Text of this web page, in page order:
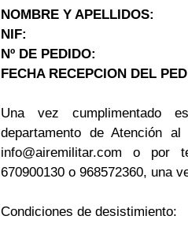
NOMBRE Y APELLIDOS:
NIF:
Nº DE PEDIDO:
FECHA RECEPCION DEL
Una vez cumplimentado
departamento de Atención
info@airemilitar.com o por
670900130 o 968572360, una
Condiciones de desistimiento: